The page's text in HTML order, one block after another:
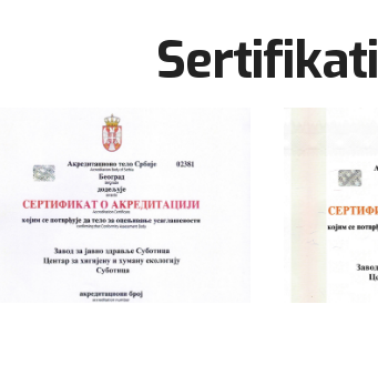
Sertifikati